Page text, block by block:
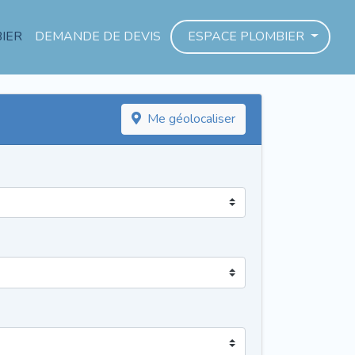
DEMANDE DE DEVIS ESPACE PLOMBIER
Me géolocaliser